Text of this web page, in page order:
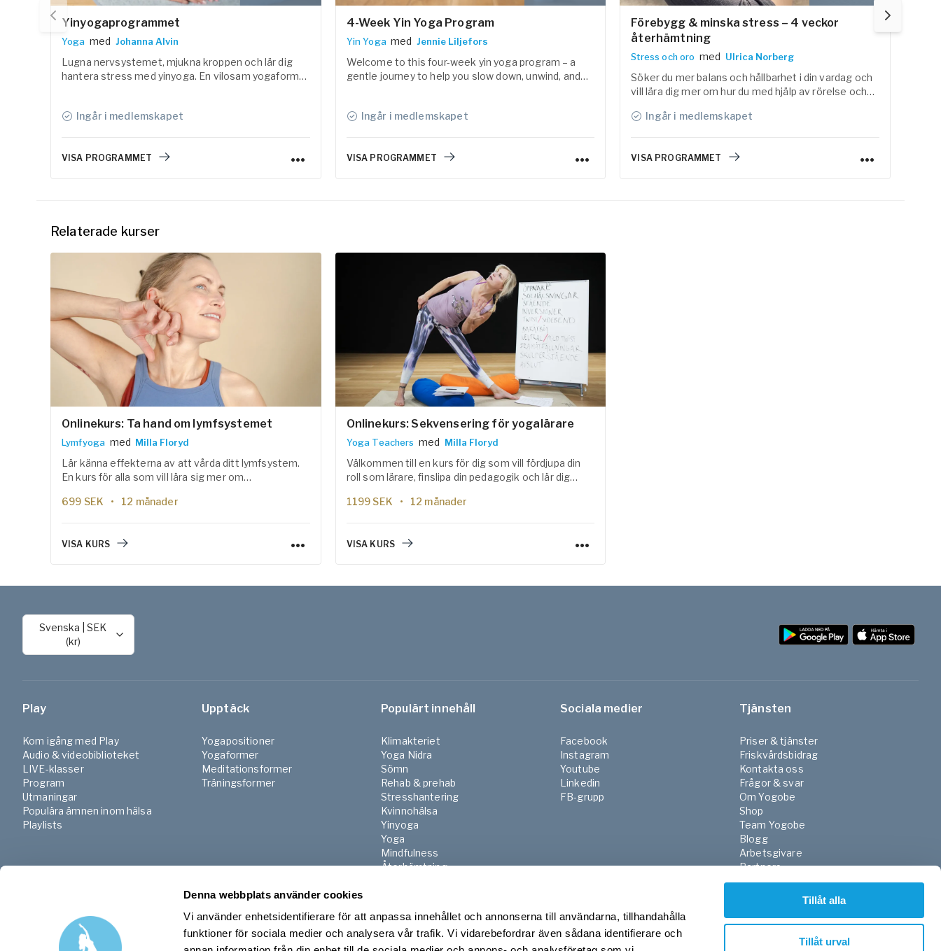
Denna webbplats använder cookies
Vi använder enhetsidentifierare för att anpassa innehållet och annonserna till användarna, tillhandahålla
funktioner för sociala medier och analysera vår trafik. Vi vidarebefordrar även sådana identifierare och
Tillåt alla
Tillåt urval
Yinyogaprogrammet
Yoga med Johanna Alvin
Lugna nervsystemet, mjukna kroppen och lär dig
hantera stress med yinyoga. En vilosam yogaform
Ingår i medlemskapet
VISA PROGRAMMET
4-Week Yin Yoga Program
Yin Yoga med Jennie Liljefors
Welcome to this four-week yin yoga program – a
gentle journey to help you slow down, unwind, and
Ingår i medlemskapet
VISA PROGRAMMET
Förebygg & minska stress – 4 veckor
återhämtning
Stress och oro med Ulrica Norberg
Söker du mer balans och hållbarhet i din vardag och
vill lära dig mer om hur du med hjälp av rörelse och
är detta ett program för dig. I det här programmet
Ingår i medlemskapet
VISA PROGRAMMET
Relaterade kurser
Onlinekurs: Ta hand om lymfsystemet
Lymfyoga med Milla Floryd
Lär känna effekterna av att vårda ditt lymfsystem.
En kurs för alla som vill lära sig mer om
vardag kan hjälpa lymfsystemet på traven för att
699 SEK 12 månader
VISA KURS
Onlinekurs: Sekvensering för yogalärare
Yoga Teachers med Milla Floryd
Välkommen till en kurs för dig som vill fördjupa din
roll som lärare, finslipa din pedagogik och lär dig
1199 SEK 12 månader
VISA KURS
Svenska |SEK
(kr)
Play
Kom igång med Play
Audio & videobiblioteket
LIVE-klasser
Program
Utmaningar
Populära ämnen inom hälsa
Playlists
Upptäck
Yogapositioner
Yogaformer
Meditationsformer
Träningsformer
Populärt innehåll
Klimakteriet
Yoga Nidra
Sömn
Rehab & prehab
Stresshantering
Kvinnohälsa
Yinyoga
Yoga
Mindfulness
Återhämtning
Morgon & kvällsrutiner
Sociala medier
Facebook
Instagram
Youtube
Linkedin
FB-grupp
Tjänsten
Priser & tjänster
Friskvårdsbidrag
Kontakta oss
Frågor & svar
Om Yogobe
Shop
Team Yogobe
Blogg
Arbetsgivare
Partners
NGO
Sjukvården